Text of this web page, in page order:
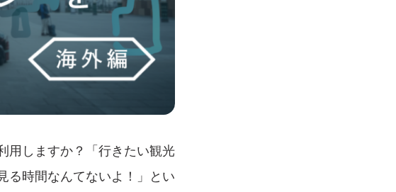
用しますか？「行きたい観光
る時間なんてないよ！」とい